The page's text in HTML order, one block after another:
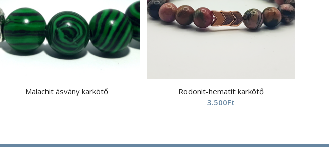
Malachit ásvány karkötő
Rodonit-hematit karkötő
3.500Ft